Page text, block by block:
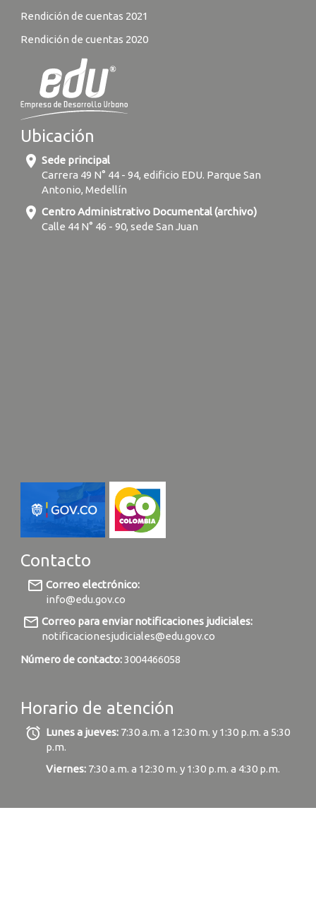
Rendición de cuentas 2021
Rendición de cuentas 2020
Ubicación
location_on Sede principal
Carrera 49 N° 44 - 94, edificio EDU. Parque San
Antonio, Medellín
location_on Centro Administrativo Documental (archivo)
Calle 44 N° 46 - 90, sede San Juan
Contacto
mail_outline Correo electrónico:
info@edu.gov.co
mail_outline Correo para enviar notificaciones judiciales:
notificacionesjudiciales@edu.gov.co
Número de contacto:3004466058
Horario de atención
alarm Lunes a jueves: 7:30 a.m. a 12:30 m. y 1:30 p.m. a 5:30
p.m.
Viernes:7:30 a.m. a 12:30 m. y 1:30 p.m. a 4:30 p.m.